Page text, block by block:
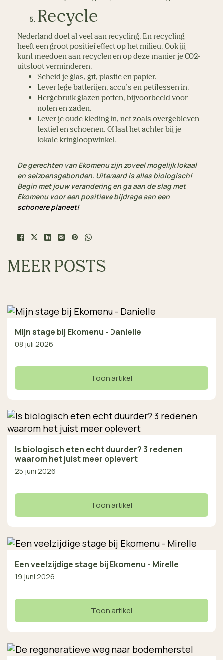
Recycle
Nederland doet al veel aan recycling. En recycling
heeft een groot positief effect op het milieu. Ook jij
kunt meedoen aan recyclen en op deze manier je CO2-
uitstoot verminderen.
Scheid je glas, gft, plastic en papier.
Lever lege batterijen, accu’s en petflessen in.
Hergebruik glazen potten, bijvoorbeeld voor
noten en zaden.
Lever je oude kleding in, net zoals overgebleven
textiel en schoenen. Of laat het achter bij je
lokale kringloopwinkel.
De gerechten van Ekomenu zijn zoveel mogelijk lokaal
en seizoensgebonden. Uiteraard is alles biologisch!
Begin met jouw verandering en ga aan de slag met
Ekomenu voor een positieve bijdrage aan een
schonere planeet!
MEER POSTS
Mijn stage bij Ekomenu - Danielle
08 juli 2026
Toon artikel
Is biologisch eten echt duurder? 3 redenen
waarom het juist meer oplevert
25 juni 2026
Toon artikel
Een veelzijdige stage bij Ekomenu - Mirelle
19 juni 2026
Toon artikel